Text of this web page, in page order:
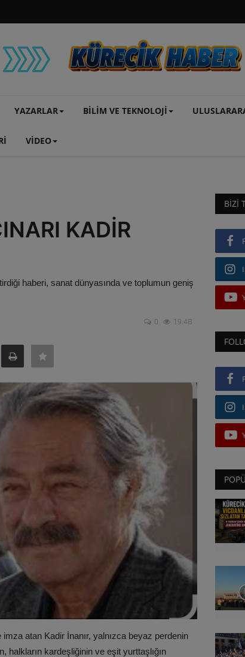
YAZARLAR BİLİM VE TEKNOLOJİ
VİDEO
KADİR
haberi, sanat dünyasında ve toplumun geniş
0 19.4B
atan Kadir İnanır, yalnızca beyaz perdenin
halkların kardeşliğinin ve eşit yurttaşlığın
BIZI